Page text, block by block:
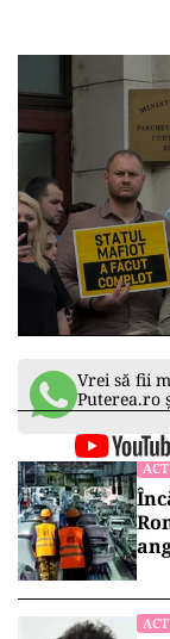
Vrei să fii
Puterea.ro